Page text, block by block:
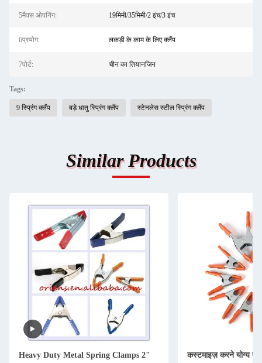
5मैक्स ओपनिंग: 19मिमी/35मिमी/2 इंच/3 इंच
6प्रयोग: लकड़ी के काम के लिए क्लैंप
7पोर्ट: चीन का तियानजिन
Tags:
9 स्प्रिंग क्लैंप बड़े धातु स्प्रिंग क्लैंप स्टेनलेस स्टील स्प्रिंग क्लैंप
Similar Products
Heavy Duty Metal Spring Clamps 2"
कस्टमाइज़ करने योग्य